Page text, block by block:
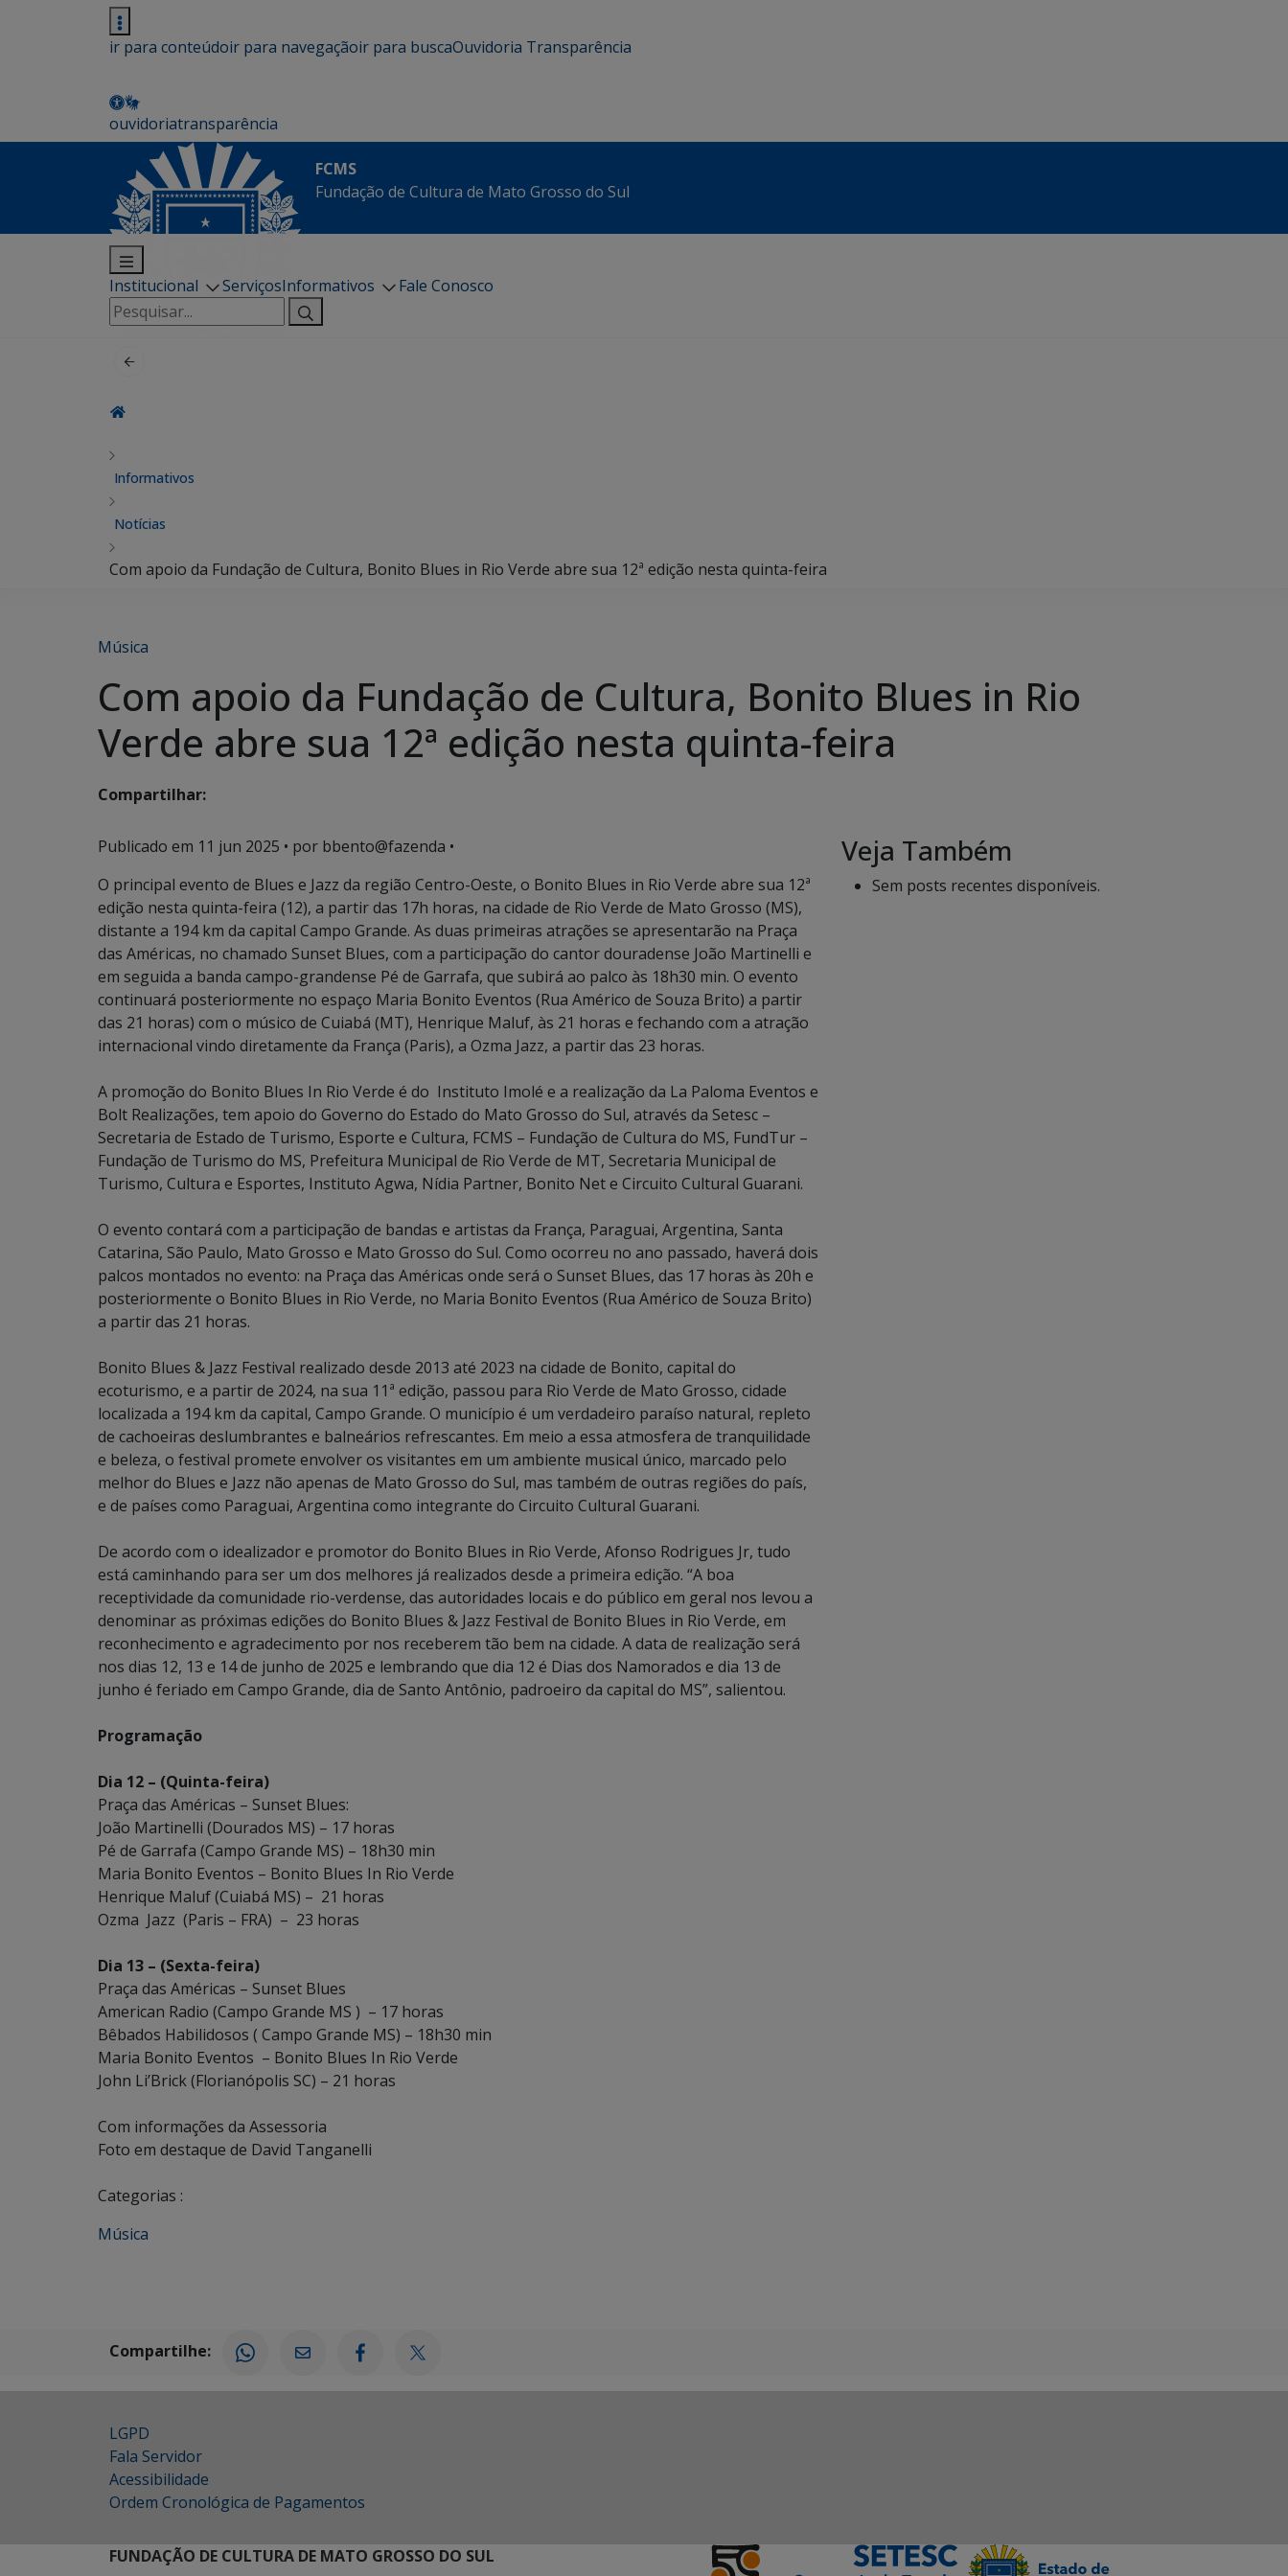
ir para conteúdoir para navegaçãoir para buscaOuvidoria Transparência
ouvidoriatransparência
FCMS
Fundação de Cultura de Mato Grosso do Sul
Institucional ServiçosInformativos
Fale Conosco
Pesquisar
por:
Informativos
Notícias
Com apoio da Fundação de Cultura, Bonito Blues in Rio Verde abre sua 12ª edição nesta quinta-feira
Música
Com apoio da Fundação de Cultura, Bonito Blues in Rio
Verde abre sua 12ª edição nesta quinta-feira
Compartilhar:
Publicado em 11 jun 2025 • por bbento@fazenda •
O principal evento de Blues e Jazz da região Centro-Oeste, o Bonito Blues in Rio Verde abre sua 12ª
edição nesta quinta-feira (12), a partir das 17h horas, na cidade de Rio Verde de Mato Grosso (MS),
distante a 194 km da capital Campo Grande. As duas primeiras atrações se apresentarão na Praça
das Américas, no chamado Sunset Blues, com a participação do cantor douradense João Martinelli e
em seguida a banda campo-grandense Pé de Garrafa, que subirá ao palco às 18h30 min. O evento
continuará posteriormente no espaço Maria Bonito Eventos (Rua Américo de Souza Brito) a partir
das 21 horas) com o músico de Cuiabá (MT), Henrique Maluf, às 21 horas e fechando com a atração
internacional vindo diretamente da França (Paris), a Ozma Jazz, a partir das 23 horas.
A promoção do Bonito Blues In Rio Verde é do Instituto Imolé e a realização da La Paloma Eventos e
Bolt Realizações, tem apoio do Governo do Estado do Mato Grosso do Sul, através da Setesc –
Secretaria de Estado de Turismo, Esporte e Cultura, FCMS – Fundação de Cultura do MS, FundTur –
Fundação de Turismo do MS, Prefeitura Municipal de Rio Verde de MT, Secretaria Municipal de
Turismo, Cultura e Esportes, Instituto Agwa, Nídia Partner, Bonito Net e Circuito Cultural Guarani.
O evento contará com a participação de bandas e artistas da França, Paraguai, Argentina, Santa
Catarina, São Paulo, Mato Grosso e Mato Grosso do Sul. Como ocorreu no ano passado, haverá dois
palcos montados no evento: na Praça das Américas onde será o Sunset Blues, das 17 horas às 20h e
posteriormente o Bonito Blues in Rio Verde, no Maria Bonito Eventos (Rua Américo de Souza Brito)
a partir das 21 horas.
Bonito Blues & Jazz Festival realizado desde 2013 até 2023 na cidade de Bonito, capital do
ecoturismo, e a partir de 2024, na sua 11ª edição, passou para Rio Verde de Mato Grosso, cidade
localizada a 194 km da capital, Campo Grande. O município é um verdadeiro paraíso natural, repleto
de cachoeiras deslumbrantes e balneários refrescantes. Em meio a essa atmosfera de tranquilidade
e beleza, o festival promete envolver os visitantes em um ambiente musical único, marcado pelo
melhor do Blues e Jazz não apenas de Mato Grosso do Sul, mas também de outras regiões do país,
e de países como Paraguai, Argentina como integrante do Circuito Cultural Guarani.
De acordo com o idealizador e promotor do Bonito Blues in Rio Verde, Afonso Rodrigues Jr, tudo
está caminhando para ser um dos melhores já realizados desde a primeira edição. “A boa
receptividade da comunidade rio-verdense, das autoridades locais e do público em geral nos levou a
denominar as próximas edições do Bonito Blues & Jazz Festival de Bonito Blues in Rio Verde, em
reconhecimento e agradecimento por nos receberem tão bem na cidade. A data de realização será
nos dias 12, 13 e 14 de junho de 2025 e lembrando que dia 12 é Dias dos Namorados e dia 13 de
junho é feriado em Campo Grande, dia de Santo Antônio, padroeiro da capital do MS”, salientou.
Programação
Dia 12 – (Quinta-feira)
Praça das Américas – Sunset Blues:
João Martinelli (Dourados MS) – 17 horas
Pé de Garrafa (Campo Grande MS) – 18h30 min
Maria Bonito Eventos – Bonito Blues In Rio Verde
Henrique Maluf (Cuiabá MS) – 21 horas
Ozma Jazz (Paris – FRA) – 23 horas
Dia 13 – (Sexta-feira)
Praça das Américas – Sunset Blues
American Radio (Campo Grande MS ) – 17 horas
Bêbados Habilidosos ( Campo Grande MS) – 18h30 min
Maria Bonito Eventos – Bonito Blues In Rio Verde
John Li’Brick (Florianópolis SC) – 21 horas
Com informações da Assessoria
Foto em destaque de David Tanganelli
Categorias :
Música
Veja Também
Sem posts recentes disponíveis.
Compartilhe:
LGPD
Fala Servidor
Acessibilidade
Ordem Cronológica de Pagamentos
FUNDAÇÃO DE CULTURA DE MATO GROSSO DO SUL